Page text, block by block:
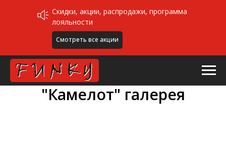
Скидки, акции, распродажи, программа
лояльности
Смотреть все акции
"Камелот" галерея